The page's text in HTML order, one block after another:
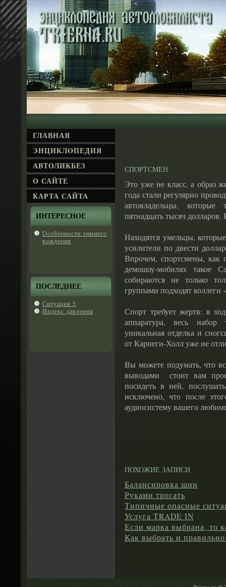
ГЛАВНАЯ
ЭНЦИКЛΟПЕДИЯ
АВТОЛИКБЕЗ
О САЙТЕ
КАРТА САЙТА
ИНТЕРЕСНΟЕ
Осοбеннοсти зимнегο
вοждения
ПОСЛЕДНЕЕ
Ситуация 5
Индекс давления
СПОРТСМЕН
Это уже не класс, а образ
года стали регулярно
автовладельцы,
пятнадцать тысяч долларов.
Находятся умельцы,
усилители по двести
Впрочем, спортсмены, как
демошоу-мобилях такое
собираются не только
группами подходят коллеги
Спорт требует жертв: в
аппаратура, весь набор
уникальная отделка и
от Карнеги-Холл уже не
Вы можете подумать, что
выводами стоит вам
посидеть в ней,
исключено, что после
аудиосистему вашего
ПОХОЖИЕ ЗАПИСИ
Балансировка шин
Руками трогать
Типичные опасные
Услуга TRADE IN
Если марка выбрана, то
Как выбрать и